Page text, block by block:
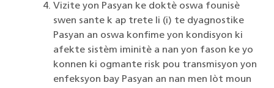
Vizite yon Pasyan ke doktè oswa founisè
swen sante k ap trete li (i) te dyagnostike
Pasyan an oswa konfime yon kondisyon ki
afekte sistèm iminitè a nan yon fason ke yo
konnen ki ogmante risk pou transmisyon yon
enfeksyon bay Pasyan an nan men lòt moun